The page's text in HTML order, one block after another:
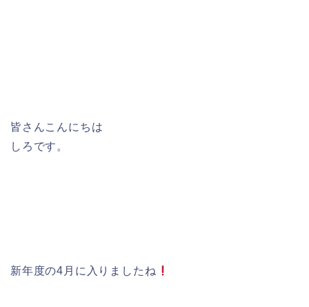
皆さんこんにちは
しろです。
新年度の4月に入りましたね